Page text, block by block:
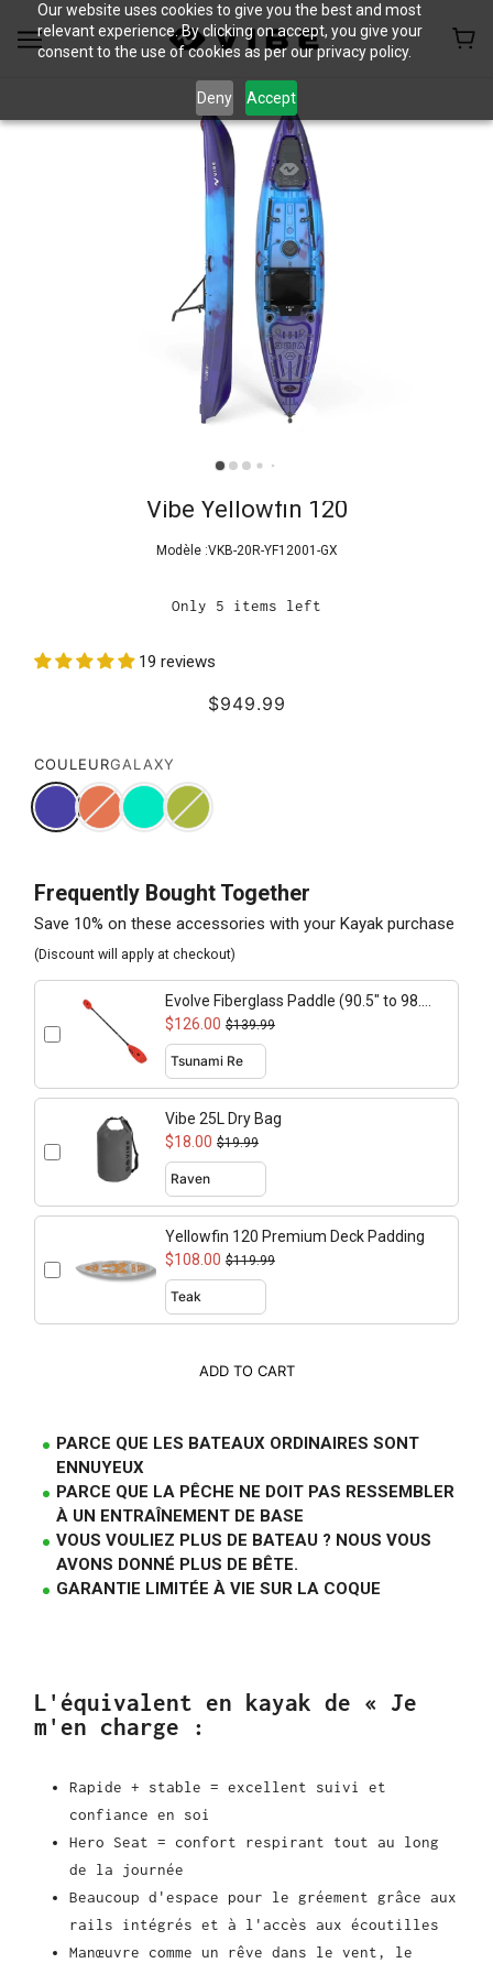
Our website uses cookies to give you the best and most
relevant experience. By clicking on accept, you give your
consent to the use of cookies as per our privacy policy.
Deny Accept
Vibe Yellowfin 120
Modèle :VKB-20R-YF12001-GX
Only 5 items left
19 reviews
$949.99
COULEURGALAXY
Frequently Bought Together
Save 10% on these accessories with your Kayak purchase
(Discount will apply at checkout)
Evolve Fiberglass Paddle (90.5" to 98.4"
adjustable)
$126.00 $139.99
Vibe 25L Dry Bag
$18.00 $19.99
Yellowfin 120 Premium Deck Padding
$108.00 $119.99
ADD TO CART
L'équivalent en kayak de « Je
m'en charge :
Rapide + stable = excellent suivi et
confiance en soi
Hero Seat = confort respirant tout au long
de la journée
Beaucoup d'espace pour le gréement grâce aux
rails intégrés et à l'accès aux écoutilles
Manœuvre comme un rêve dans le vent, le
PARCE QUE LES BATEAUX ORDINAIRES SONT
ENNUYEUX
PARCE QUE LA PÊCHE NE DOIT PAS RESSEMBLER
À UN ENTRAÎNEMENT DE BASE
VOUS VOULIEZ PLUS DE BATEAU ? NOUS VOUS
AVONS DONNÉ PLUS DE BÊTE.
GARANTIE LIMITÉE À VIE SUR LA COQUE